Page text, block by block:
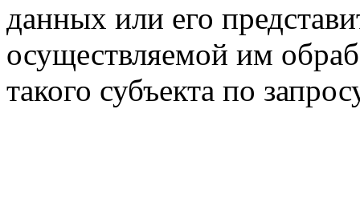
данных или его
осуществляемой им
такого субъекта по